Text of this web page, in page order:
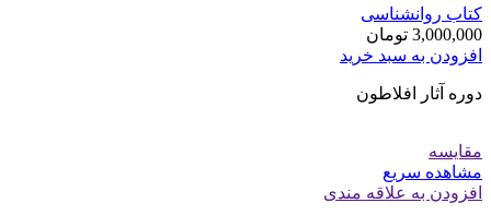
کتاب روانشناسی
3,000,000 تومان
افزودن به سبد خرید
دوره آثار افلاطون
مقایسه
مشاهده سریع
افزودن به علاقه مندی